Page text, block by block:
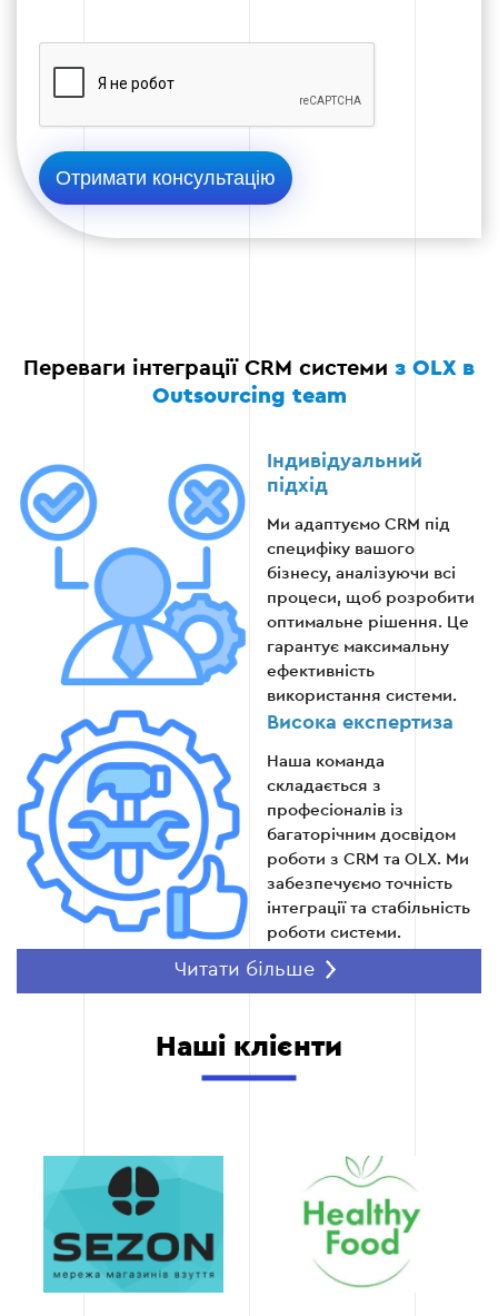
Етап 3
Етап 4: Тестування та налаштування
Перевірка роботи CRM у реальних умовах.
Етап 4
Етап 5: Навчання персоналу
Проведення тренінгів для вашої команди.
Надання інструкцій з використання
системи.
Підтримка у процесі запуску.
Етап 5
Етап 6: Моніторинг та оптимізація
коригування налаштувань.
Підготовка звітів про роботу системи.
Переваги інтеграції CRM системи з OLX в
Outsourcing team
Індивідуальний
підхід
Ми адаптуємо CRM під
специфіку вашого
бізнесу, аналізуючи всі
процеси, щоб розробити
оптимальне рішення. Це
гарантує максимальну
ефективність
використання системи.
Висока експертиза
Наша команда
складається з
професіоналів із
багаторічним досвідом
роботи з CRM та OLX. Ми
забезпечуємо точність
інтеграції та стабільність
роботи системи.
Прозорість на всіх
Ви отримуєте регулярні
всіх процесів.
Постійна підтримка
Ми забезпечуємо
цілодобову технічну
Читати більше
Наші клієнти